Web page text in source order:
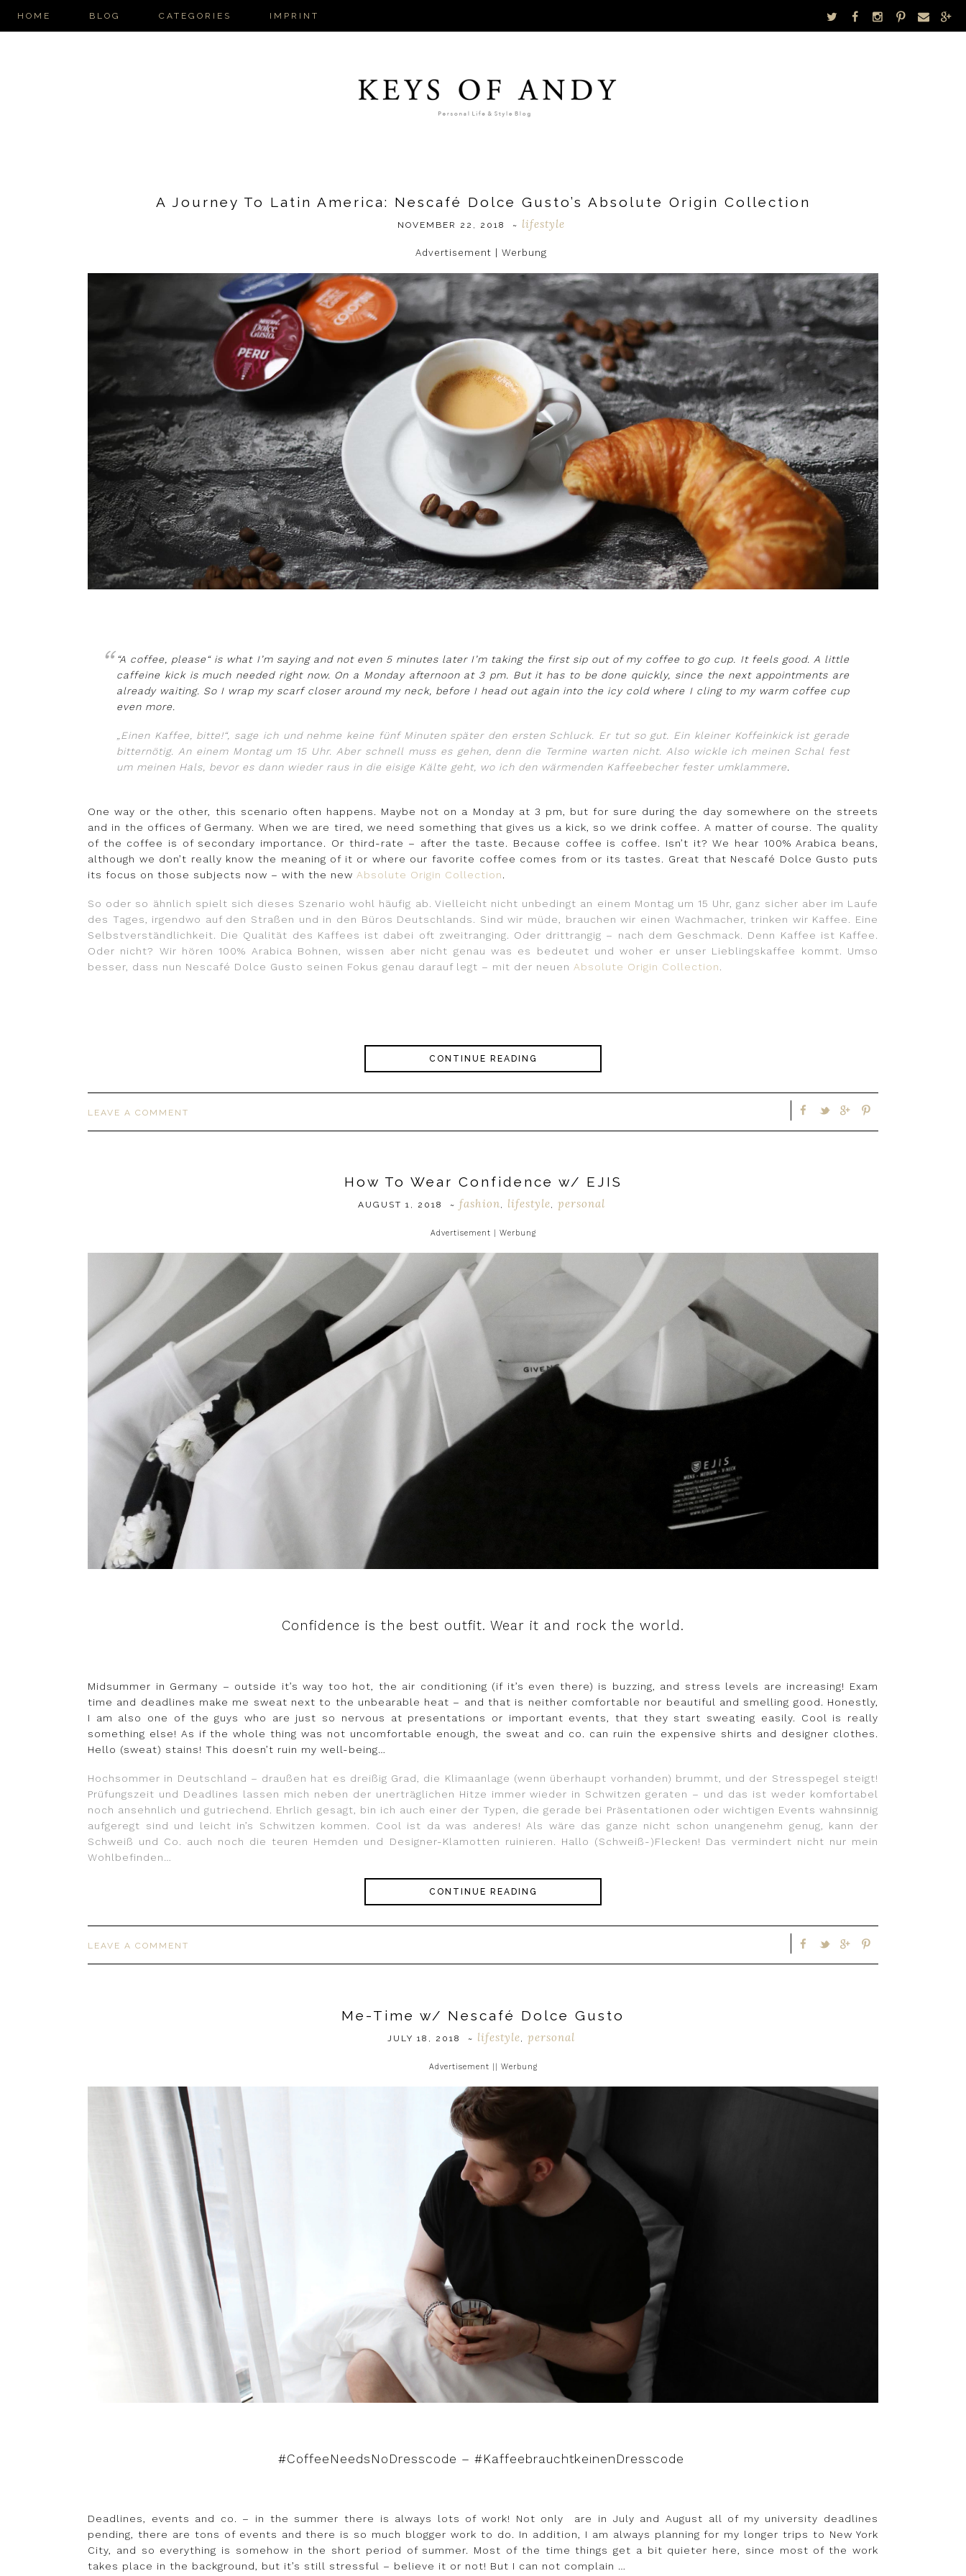
HOME BLOG CATEGORIES IMPRINT
A Journey To Latin America: Nescafé Dolce Gusto’s Absolute Origin Collection
NOVEMBER 22, 2018 ~ lifestyle
Advertisement | Werbung
“A coffee, please“ is what I’m saying and not even 5 minutes later I’m taking the first sip out of my coffee to go cup. It feels good. A little
caffeine kick is much needed right now. On a Monday afternoon at 3 pm. But it has to be done quickly, since the next appointments are
already waiting. So I wrap my scarf closer around my neck, before I head out again into the icy cold where I cling to my warm coffee cup
even more.
„Einen Kaffee, bitte!“, sage ich und nehme keine fünf Minuten später den ersten Schluck. Er tut so gut. Ein kleiner Koffeinkick ist gerade
bitternötig. An einem Montag um 15 Uhr. Aber schnell muss es gehen, denn die Termine warten nicht. Also wickle ich meinen Schal fest
um meinen Hals, bevor es dann wieder raus in die eisige Kälte geht, wo ich den wärmenden Kaffeebecher fester umklammere
One way or the other, this scenario often happens. Maybe not on a Monday at 3 pm, but for sure during the day somewhere on the streets
and in the offices of Germany. When we are tired, we need something that gives us a kick, so we drink coffee. A matter of course. The quality
of the coffee is of secondary importance. Or third-rate – after the taste. Because coffee is coffee. Isn’t it? We hear 100% Arabica beans,
although we don’t really know the meaning of it or where our favorite coffee comes from or its tastes. Great that Nescafé Dolce Gusto puts
its focus on those subjects now – with the new Absolute Origin Collection.
So oder so ähnlich spielt sich dieses Szenario wohl häufig ab. Vielleicht nicht unbedingt an einem Montag um 15 Uhr, ganz sicher aber im Laufe
des Tages, irgendwo auf den Straßen und in den Büros Deutschlands. Sind wir müde, brauchen wir einen Wachmacher, trinken wir Kaffee. Eine
Selbstverständlichkeit. Die Qualität des Kaffees ist dabei oft zweitranging. Oder drittrangig – nach dem Geschmack. Denn Kaffee ist Kaffee.
Oder nicht? Wir hören 100% Arabica Bohnen, wissen aber nicht genau was es bedeutet und woher er unser Lieblingskaffee kommt. Umso
besser, dass nun Nescafé Dolce Gusto seinen Fokus genau darauf legt – mit der neuen Absolute Origin Collection
CONTINUE READING
LEAVE A COMMENT
How To Wear Confidence w/ EJIS
AUGUST 1, 2018 ~ fashion, lifestyle, personal
Advertisement | Werbung
Confidence is the best outfit. Wear it and rock the world.
Midsummer in Germany – outside it’s way too hot, the air conditioning (if it’s even there) is buzzing, and stress levels are increasing! Exam
time and deadlines make me sweat next to the unbearable heat – and that is neither comfortable nor beautiful and smelling good. Honestly,
I am also one of the guys who are just so nervous at presentations or important events, that they start sweating easily. Cool is really
something else! As if the whole thing was not uncomfortable enough, the sweat and co. can ruin the expensive shirts and designer clothes.
Hello (sweat) stains! This doesn’t ruin my well-being…
Hochsommer in Deutschland – draußen hat es dreißig Grad, die Klimaanlage (wenn überhaupt vorhanden) brummt, und der Stresspegel steigt!
Prüfungszeit und Deadlines lassen mich neben der unerträglichen Hitze immer wieder in Schwitzen geraten – und das ist weder komfortabel
noch ansehnlich und gutriechend. Ehrlich gesagt, bin ich auch einer der Typen, die gerade bei Präsentationen oder wichtigen Events wahnsinnig
aufgeregt sind und leicht in’s Schwitzen kommen. Cool ist da was anderes! Als wäre das ganze nicht schon unangenehm genug, kann der
Schweiß und Co. auch noch die teuren Hemden und Designer-Klamotten ruinieren. Hallo (Schweiß-)Flecken! Das vermindert nicht nur mein
Wohlbefinden…
CONTINUE READING
LEAVE A COMMENT
Me-Time w/ Nescafé Dolce Gusto
JULY 18, 2018 ~ lifestyle personal
Advertisement || Werbung
#CoffeeNeedsNoDresscode – #KaffeebrauchtkeinenDresscode
Deadlines, events and co. – in the summer there is always lots of work! Not only
are in July and August all of my university deadlines
pending, there are tons of events and there is so much blogger work to do. In addition, I am always planning for my longer trips to New York
City, and so everything is somehow in the short period of summer. Most of the time things get a bit quieter here, since most of the work
takes place in the background, but it’s still stressful – believe it or not! But I can not complain …